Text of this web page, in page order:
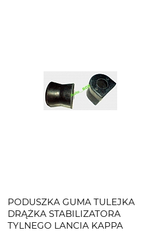
PODUSZKA GUMA TULEJKA
DRĄŻKA STABILIZATORA
TYLNEGO LANCIA KAPPA